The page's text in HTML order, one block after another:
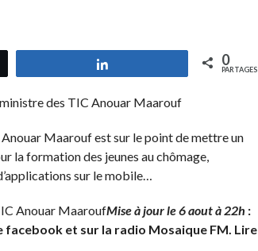
0
PARTAGES
Maarouf est sur le point de mettre un
la formation des jeunes au chômage,
sur le mobile…
Mise à jour le 6 aout à 22h :
et sur la radio Mosaique FM. Lire